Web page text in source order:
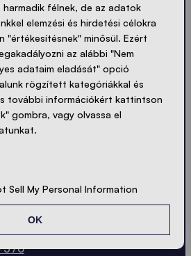
nél
srl
Ferenc u. 3 sz.
∙ Románia
576
félnek, de az adatok
elemzési és hirdetési célokra
"értékesítésnek" minősül. Ezért
az alábbi "Nem
adataim eladását" opció
rögzített kategóriákkal és
további információkért kattintson
gombra, vagy olvassa el
Sell My Personal Information
OK